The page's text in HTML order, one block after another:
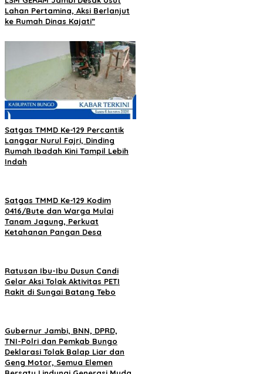
Lahan Pertamina, Aksi Berlanjut
ke Rumah Dinas Kajati”
Satgas TMMD Ke-129 Percantik
Langgar Nurul Fajri, Dinding
Rumah Ibadah Kini Tampil Lebih
Indah
Satgas TMMD Ke-129 Kodim
0416/Bute dan Warga Mulai
Tanam Jagung, Perkuat
Ketahanan Pangan Desa
Ratusan Ibu-Ibu Dusun Candi
Gelar Aksi Tolak Aktivitas PETI
Rakit di Sungai Batang Tebo
Gubernur Jambi, BNN, DPRD,
TNI-Polri dan Pemkab Bungo
Deklarasi Tolak Balap Liar dan
Geng Motor, Semua Elemen